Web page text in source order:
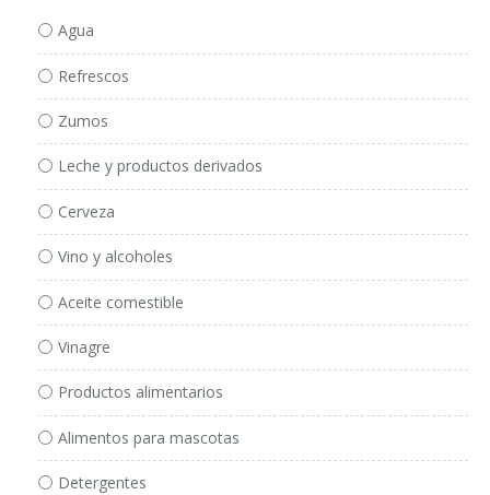
Agua
Refrescos
Zumos
Leche y productos derivados
Cerveza
Vino y alcoholes
Aceite comestible
Vinagre
Productos alimentarios
Alimentos para mascotas
Detergentes